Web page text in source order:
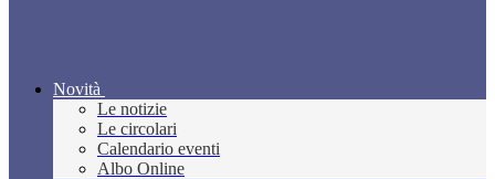
Novità
Le notizie
Le circolari
Calendario eventi
Albo Online